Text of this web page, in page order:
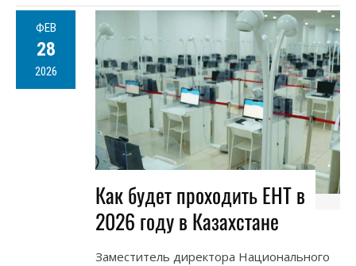
ФЕВ
28
2026
Как будет проходить ЕНТ в
2026 году в Казахстане
Заместитель директора Национального